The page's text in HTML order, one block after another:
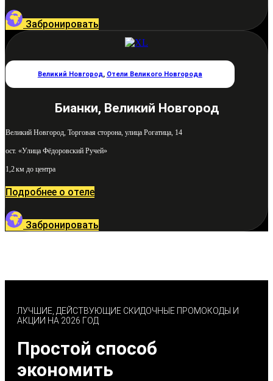
Забронировать
Великий Новгород, Отели Великого Новгорода
Бианки, Великий Новгород
Великий Новгород, Торговая сторона, улица Рогатица, 14
ост. «Улица Фёдоровский Ручей»
1,2 км до центра
Подробнее о отеле
Забронировать
ЛУЧШИЕ, ДЕЙСТВУЮЩИЕ СКИДОЧНЫЕ ПРОМОКОДЫ И
АКЦИИ НА 2026 ГОД
Простой способ
экономить